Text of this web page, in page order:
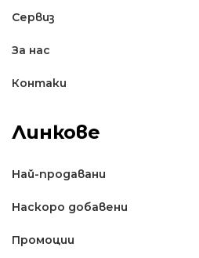
Сервиз
За нас
Контаки
Линкове
Най-продавани
Наскоро добавени
Промоции